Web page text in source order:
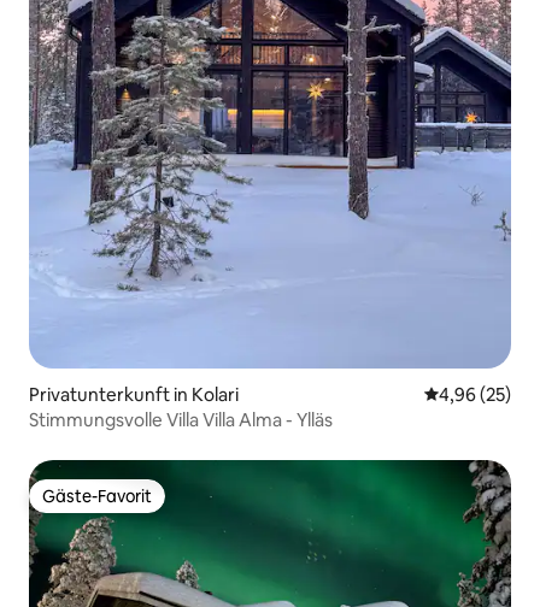
Privatunterkunft in Kolari
4,96 (25)
Stimmungsvolle Villa Villa Alma - Ylläs
Gäste-Favorit
Gäste-Favorit